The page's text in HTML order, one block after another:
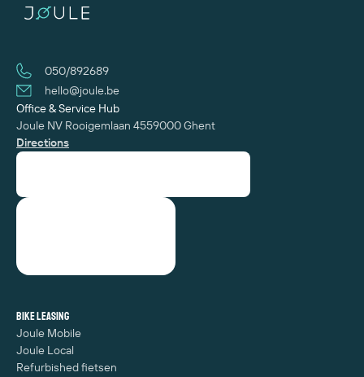
050/892689
hello@joule.be
Office & Service Hub
Joule NV Rooigemlaan 455‍9000 Ghent
Directions
Bike leasing
Joule Mobile
Joule Local
Refurbished fietsen